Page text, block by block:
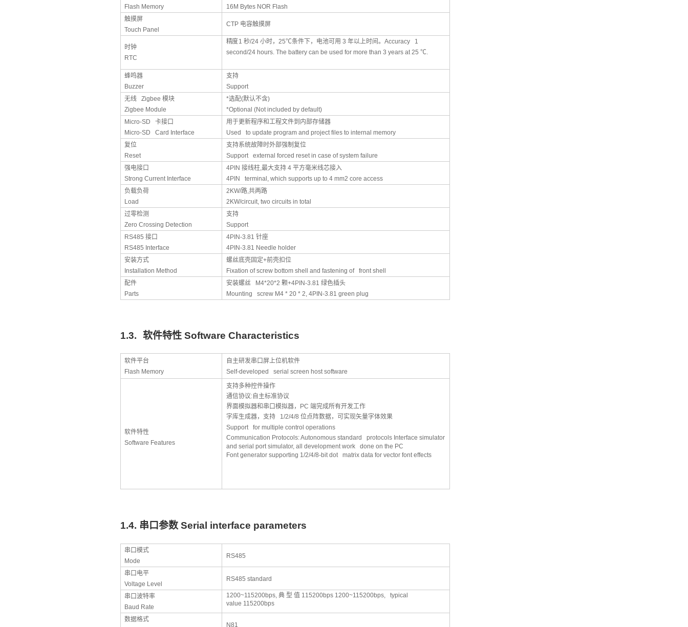
Flash Memory
16M Bytes NOR Flash
触摸屏
Touch Panel
CTP 电容触摸屏
时钟
RTC
精度1秒/24小时，25℃条件下，电池可用3年以上时间。Accuracy 1
second/24 hours. The battery can be used for more than 3 years at 25℃.
蜂鸣器
Buzzer
支持
Support
无线Zigbee模块
Zigbee Module
*选配(默认不含)
*Optional (Not included by default)
Micro-SD卡接口
Micro-SD Card Interface
用于更新程序和工程文件到内部存储器
Used to update program and project files to internal memory
复位
Reset
支持系统故障时外部强制复位
Support external forced reset in case of system failure
强电接口
Strong Current Interface
4PIN接线柱,最大支持4平方毫米线芯接入
4PIN terminal, which supports up to 4 mm2 core access
负载负荷
Load
2KW/路,共两路
2KW/circuit, two circuits in total
过零检测
Zero Crossing Detection
支持
Support
RS485接口
RS485 Interface
4PIN-3.81针座
4PIN-3.81 Needle holder
安装方式
Installation Method
螺丝底壳固定+前壳扣位
Fixation of screw bottom shell and fastening of front shell
配件
Parts
安装螺丝 M4*20*2颗+4PIN-3.81绿色插头
Mounting screw M4 * 20 * 2, 4PIN-3.81 green plug
1.3. 软件特性Software Characteristics
软件平台
Flash Memory
自主研发串口屏上位机软件
Self-developed serial screen host software
软件特性
Software Features
支持多种控件操作
通信协议: 自主标准协议
界面模拟器和串口模拟器，
PC端完成所有开发工作
字库生成器，支持 1/2/4/8位点阵数据，可实现矢量字体效果
Support for multiple control operations
Communication Protocols: Autonomous standard protocols Interface simulator
and serial port simulator, all development work done on the PC
Font generator supporting 1/2/4/8-bit dot matrix data for vector font effects
1.4. 串口参数Serial interface parameters
串口模式
Mode
RS485
串口电平
Voltage Level
RS485 standard
串口波特率
Baud Rate
1200~115200bps,典 型 值 115200bps 1200~115200bps, typical
value 115200bps
数据格式
N81